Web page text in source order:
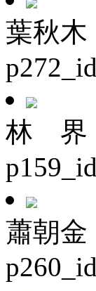
葉秋木
p272_id
林 界
p159_id
蕭朝金
p260_id